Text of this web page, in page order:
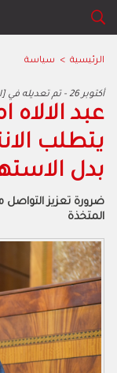
الرئيسية > سياسة
2021 أكتوبر 26 - تم تعديله في [التاريخ]
عبد
يتطلب
بدل
ضرورة تعزيز التواصل
المتخذة